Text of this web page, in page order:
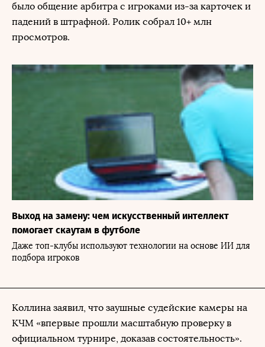
было общение арбитра с игроками из-за карточек и
падений в штрафной. Ролик собрал 10+ млн
просмотров.
Выход на замену: чем искусственный интеллект
помогает скаутам в футболе
Даже топ-клубы используют технологии на основе ИИ для
подбора игроков
Коллина заявил, что заушные судейские камеры на
КЧМ «впервые прошли масштабную проверку в
официальном турнире, доказав состоятельность».